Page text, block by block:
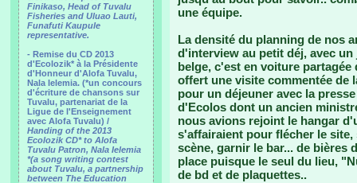
Finikaso, Head of Tuvalu
Fisheries and Uluao Lauti,
Funafuti Kaupule
representative.
- Remise du CD 2013
d'Ecolozik* à la Présidente
d'Honneur d'Alofa Tuvalu,
Nala Ielemia. (*un concours
d'écriture de chansons sur
Tuvalu, partenariat de la
Ligue de l'Enseignement
avec Alofa Tuvalu) /
Handing of the 2013
Ecolozik CD* to Alofa
Tuvalu Patron, Nala Ielemia
*(a song writing contest
about Tuvalu, a partnership
between The Education
une équipe.
La densité du planning de nos
d'interview au petit déj, avec
belge, c'est en voiture
offert une visite commentée de
pour un déjeuner avec la
d'Ecolos dont un ancien
nous avions rejoint le hangar
s'affairaient pour flécher le
scène, garnir le bar... de bières
place puisque le seul du lieu,
de bd et de plaquettes..